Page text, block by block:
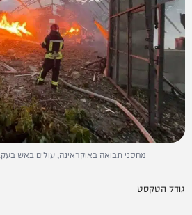
מחסני תבואה באוקראינה, עולים באש
גודל הטקסט